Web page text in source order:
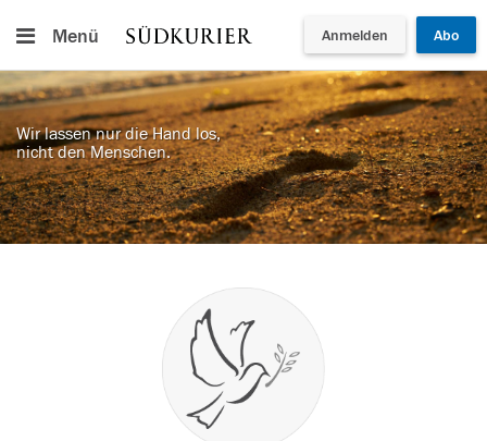
Menü Anmelden Abo
Wir lassen nur die Hand los,
nicht den Menschen.